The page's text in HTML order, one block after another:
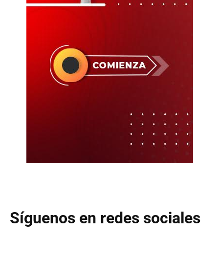
Síguenos en redes sociales